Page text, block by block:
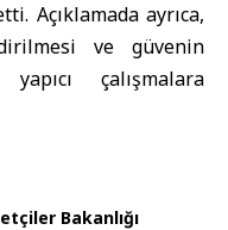
Açıklamada ayrıca,
ve güvenin
çalışmalara
Bakanlığı